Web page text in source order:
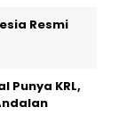
Resmi
Punya KRL,